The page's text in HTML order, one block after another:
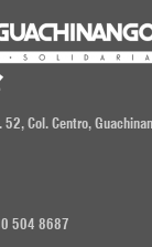
52, Col. Centro,
504 8687